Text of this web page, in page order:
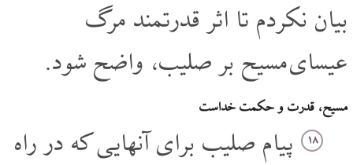
بیان نکردم تا اثر قدرتمند مرگ
عیسای مسیح بر صلیب، واضح شود.
مسیح، قدرت و حکمت خداست
۱۸ پیام صلیب برای آنهایی که در راه